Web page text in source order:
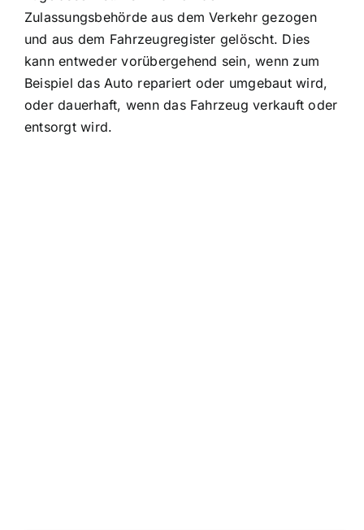
Zulassungsbehörde aus dem Verkehr gezogen
und aus dem Fahrzeugregister gelöscht. Dies
kann entweder vorübergehend sein, wenn zum
Beispiel das Auto repariert oder umgebaut wird,
oder dauerhaft, wenn das Fahrzeug verkauft oder
entsorgt wird.